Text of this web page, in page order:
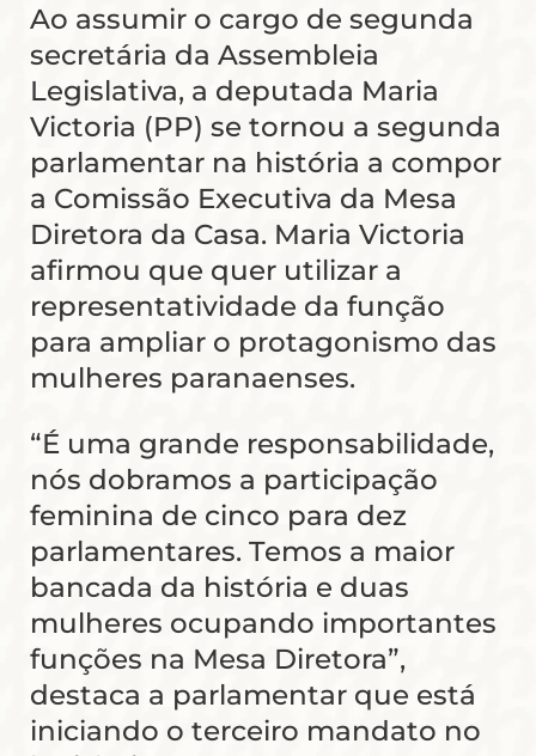
Ao assumir o cargo de segunda
secretária da Assembleia
Legislativa, a deputada Maria
Victoria (PP) se tornou a segunda
parlamentar na história a compor
a Comissão Executiva da Mesa
Diretora da Casa. Maria Victoria
afirmou que quer utilizar a
representatividade da função
para ampliar o protagonismo das
mulheres paranaenses.
“É uma grande responsabilidade,
nós dobramos a participação
feminina de cinco para dez
parlamentares. Temos a maior
bancada da história e duas
mulheres ocupando importantes
funções na Mesa Diretora”,
destaca a parlamentar que está
iniciando o terceiro mandato no